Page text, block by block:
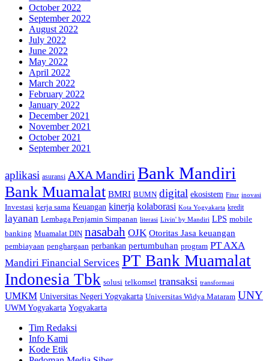
October 2022
September 2022
August 2022
July 2022
June 2022
May 2022
April 2022
March 2022
February 2022
January 2022
December 2021
November 2021
October 2021
September 2021
aplikasi asuransi AXA Mandiri Bank Mandiri
Bank Muamalat BMRI BUMN digital ekosistem Fitur inovasi
Investasi kerja sama Keuangan kinerja kolaborasi Kota Yogyakarta kredit
layanan Lembaga Penjamin Simpanan literasi Livin' by Mandiri LPS mobile
banking Muamalat DIN nasabah OJK Otoritas Jasa keuangan
pembiayaan penghargaan perbankan pertumbuhan program PT AXA
Mandiri Financial Services PT Bank Muamalat
Indonesia Tbk solusi telkomsel transaksi transformasi
UMKM Universitas Negeri Yogyakarta Universitas Widya Mataram UNY
UWM Yogyakarta Yogyakarta
Tim Redaksi
Info Kami
Kode Etik